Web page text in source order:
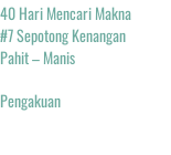
40 Hari Mencari Makna
#7 Sepotong Kenangan
Pahit – Manis
Pengakuan